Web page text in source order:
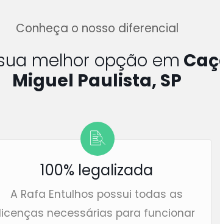
Conheça o nosso diferencial
melhor opção em
Miguel Paulista, SP
100% legalizada
A Rafa Entulhos possui todas as
licenças necessárias para funcionar